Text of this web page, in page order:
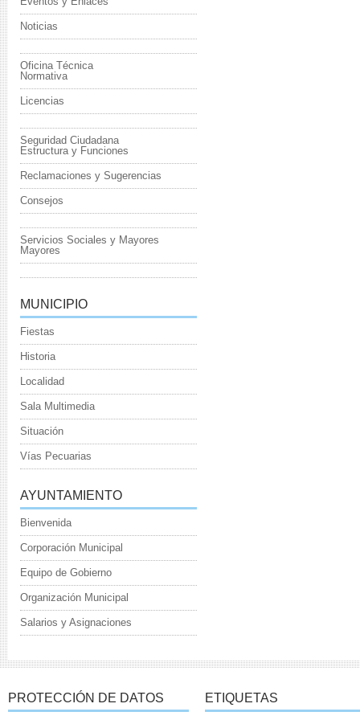
Noticias
Oficina Técnica
Normativa
Licencias
Seguridad Ciudadana
Estructura y Funciones
Reclamaciones y Sugerencias
Consejos
Servicios Sociales y Mayores
Mayores
MUNICIPIO
Fiestas
Historia
Localidad
Sala Multimedia
Situación
Vías Pecuarias
AYUNTAMIENTO
Bienvenida
Corporación Municipal
Equipo de Gobierno
Organización Municipal
Salarios y Asignaciones
PROTECCIÓN DE DATOS ETIQUETAS